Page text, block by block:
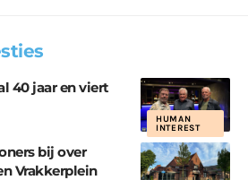
HUMAN
INTEREST
40 jaar en viert
bij over
Vrakkerplein